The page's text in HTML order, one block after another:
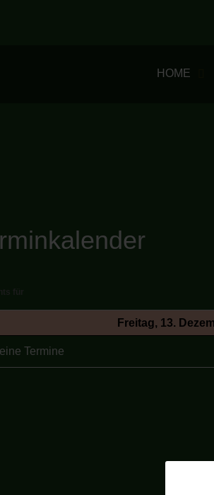
HOME
Freitag, 13.
Termine